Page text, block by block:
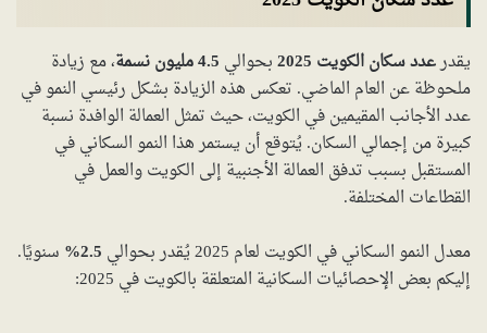
يقدرعدد سكان الكويت 2025 بحوالي 4.5 مليون نسمة
، مع زيادة
ملحوظة عن العام الماضي. تعكس هذه الزيادة بشكل رئيسي النمو في
عدد الأجانب المقيمين في الكويت، حيث تمثل العمالة الوافدة نسبة
كبيرة من إجمالي السكان. يُتوقع أن يستمر هذا النمو السكاني في
المستقبل بسبب تدفق العمالة الأجنبية إلى الكويت والعمل في
القطاعات المختلفة.
معدل النمو السكاني في الكويت لعام 2025 يُقدر بحوالي
2.5%
سنويًا.
إليكم بعض الإحصائيات السكانية المتعلقة بالكويت في 2025: